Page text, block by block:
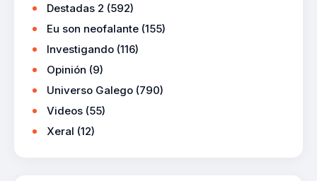
Destadas 2 (592)
Eu son neofalante (155)
Investigando (116)
Opinión (9)
Universo Galego (790)
Videos (55)
Xeral (12)